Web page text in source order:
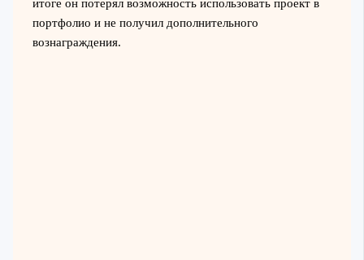
итоге он потерял возможность использовать проект в
портфолио и не получил дополнительного
вознаграждения.